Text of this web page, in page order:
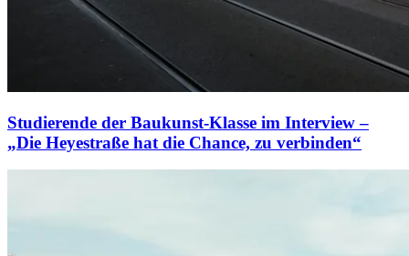
Studierende der Baukunst-Klasse im Interview –
„Die Heyestraße hat die Chance, zu verbinden“